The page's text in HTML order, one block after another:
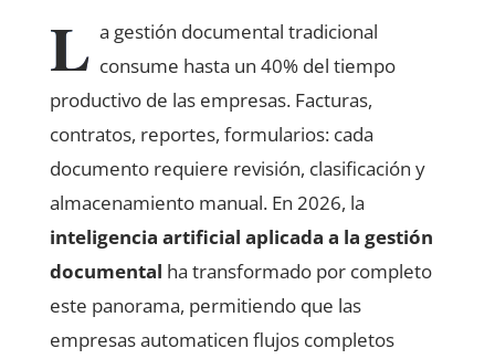
L a gestión documental tradicional
consume hasta un 40% del tiempo
productivo de las empresas. Facturas,
contratos, reportes, formularios: cada
documento requiere revisión, clasificación y
almacenamiento manual. En 2026, la
inteligencia artificial aplicada a la gestión
documental ha transformado por completo
este panorama, permitiendo que las
empresas automaticen flujos completos